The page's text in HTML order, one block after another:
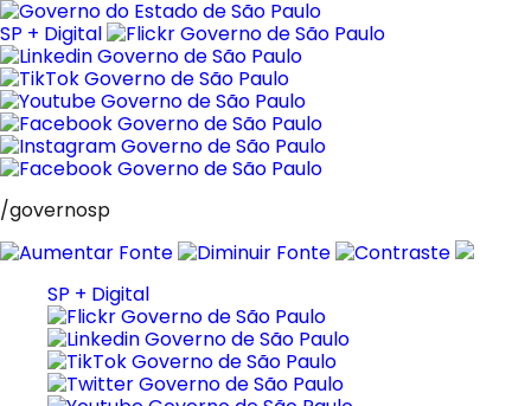
Pular
para
o
conteúdo
SP + Digital
/governosp
SP + Digital